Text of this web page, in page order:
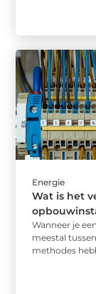
Energie
Wat is het
Wanneer je
meestal
methodes